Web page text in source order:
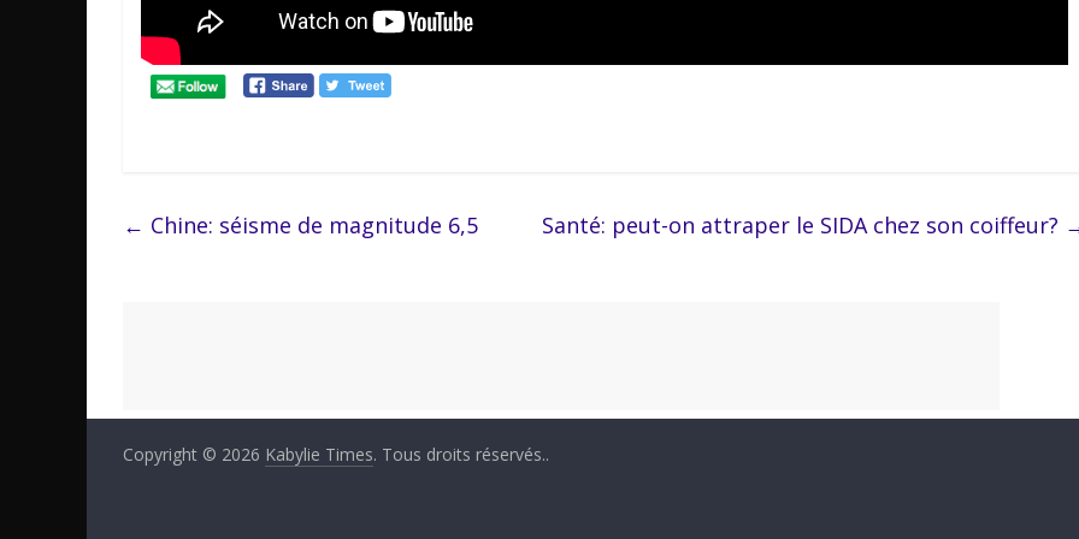
← Chine: séisme de magnitude 6,5 Santé: peut-on attraper le SIDA chez son coiffeur?
Copyright © 2026 Kabylie Times. Tous droits réservés..